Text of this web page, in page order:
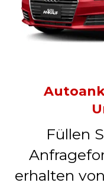
Füllen
erhalten